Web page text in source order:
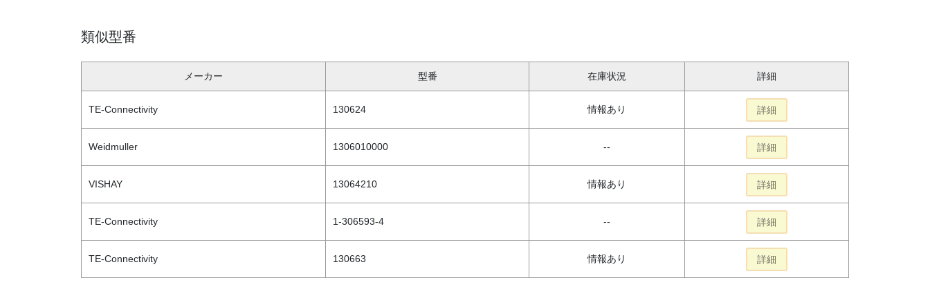
類似型番
メーカー 型番 在庫状況 詳細
TE-Connectivity 130624 情報あり 詳細
Weidmuller 1306010000 -- 詳細
VISHAY 13064210 情報あり 詳細
TE-Connectivity 1-306593-4 -- 詳細
TE-Connectivity 130663 情報あり 詳細